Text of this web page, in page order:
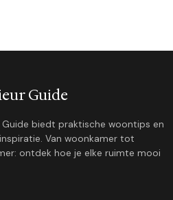
Guide
Guide biedt praktische woontips en
Van woonkamer tot
ontdek hoe je elke ruimte mooi